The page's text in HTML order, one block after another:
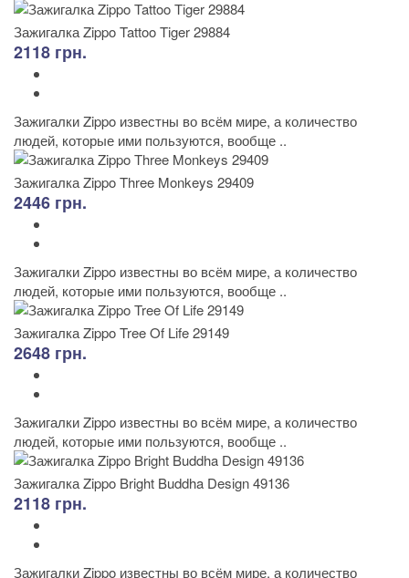
Зажигалка Zippo Tattoo Tiger 29884
2118 грн.
Зажигалки Zippo известны во всём мире, а количество
людей, которые ими пользуются, вообще ..
Зажигалка Zippo Three Monkeys 29409
2446 грн.
Зажигалки Zippo известны во всём мире, а количество
людей, которые ими пользуются, вообще ..
Зажигалка Zippo Tree Of Life 29149
2648 грн.
Зажигалки Zippo известны во всём мире, а количество
людей, которые ими пользуются, вообще ..
Зажигалка Zippo Bright Buddha Design 49136
2118 грн.
Зажигалки Zippo известны во всём мире, а количество